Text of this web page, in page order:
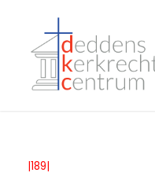
|189|